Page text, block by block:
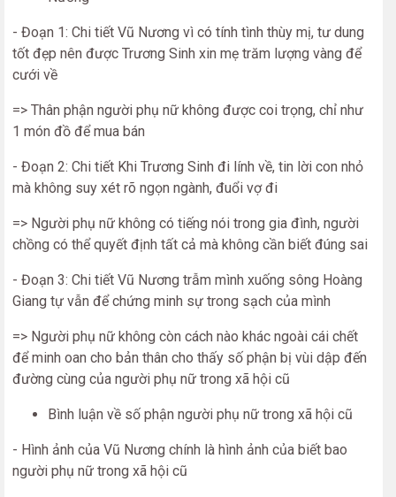
- Đoạn 1: Chi tiết Vũ Nương vì có tính tình thùy mị, tư dung
tốt đẹp nên được Trương Sinh xin mẹ trăm lượng vàng để
cưới về
=> Thân phận người phụ nữ không được coi trọng, chỉ như
1 món đồ để mua bán
- Đoạn 2: Chi tiết Khi Trương Sinh đi lính về, tin lời con nhỏ
mà không suy xét rõ ngọn ngành, đuổi vợ đi
=> Người phụ nữ không có tiếng nói trong gia đình, người
chồng có thể quyết định tất cả mà không cần biết đúng sai
- Đoạn 3: Chi tiết Vũ Nương trẫm mình xuống sông Hoàng
Giang tự vẫn để chứng minh sự trong sạch của mình
=> Người phụ nữ không còn cách nào khác ngoài cái chết
để minh oan cho bản thân cho thấy số phận bị vùi dập đến
đường cùng của người phụ nữ trong xã hội cũ
Bình luận về số phận người phụ nữ trong xã hội cũ
- Hình ảnh của Vũ Nương chính là hình ảnh của biết bao
người phụ nữ trong xã hội cũ